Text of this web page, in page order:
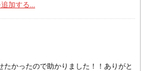
加する...
かったので助かりました！！ありがと